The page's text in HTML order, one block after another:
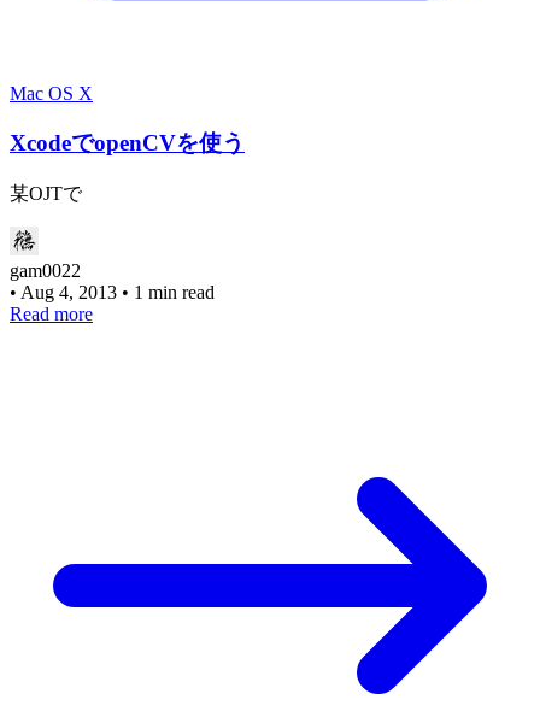
Mac OS X
XcodeでopenCVを使う
某OJTで
gam0022
• Aug 4, 2013 • 1 min read
Read more